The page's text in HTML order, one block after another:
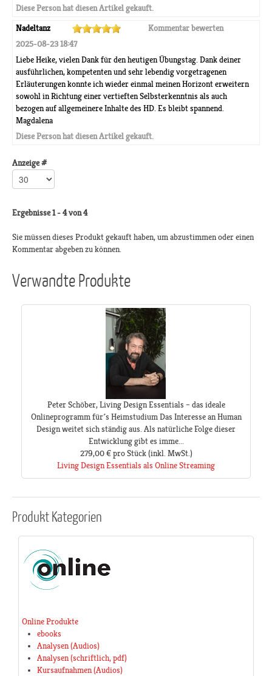
Diese Person hat diesen Artikel gekauft.
Nadeltanz
Kommentar bewerten
2025-08-23 18:47
Liebe Heike, vielen Dank für den heutigen Übungstag. Dank deiner
ausführlichen, kompetenten und sehr lebendig vorgetragenen
Erläuterungen konnte ich wieder einmal meinen Horizont erweitern
sowohl in Richtung einer vertieften Selbsterkenntnis als auch
bezogen auf allgemeinere Inhalte des HD. Es bleibt spannend.
Magdalena
Diese Person hat diesen Artikel gekauft.
Anzeige #
Ergebnisse 1 - 4 von 4
Sie müssen dieses Produkt gekauft haben, um abzustimmen oder einen
Kommentar abgeben zu können.
Verwandte Produkte
Peter Schöber, Living Design Essentials – das ideale
Onlineprogramm für´s Heimstudium Das Interesse an Human
Design weitet sich ständig aus. Als natürliche Folge dieser
Entwicklung gibt es imme...
279,00 € pro Stück(inkl. MwSt.)
Living Design Essentials als Online Streaming
ProduktKategorien
Online Produkte
ebooks
Analysen (Audios)
Analysen (schriftlich, pdf)
Kursaufnahmen (Audios)